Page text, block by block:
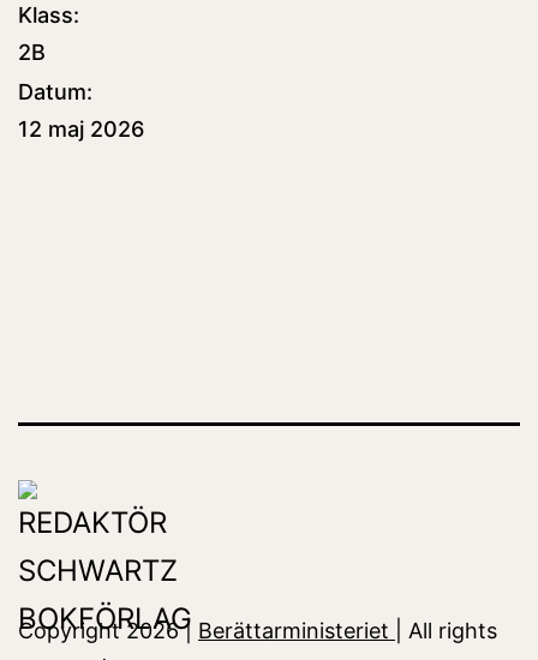
Klass:
2B
Datum:
12 maj 2026
Copyright 2026 | Berättarministeriet
| All rights